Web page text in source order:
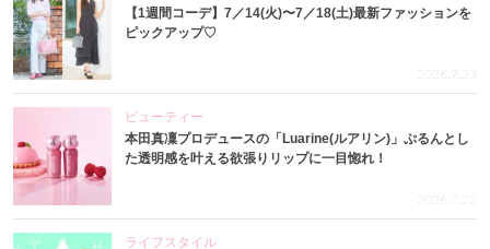
【1週間コーデ】7／14(火)〜7／18(土)最新ファッションを
ピックアップ♡
2026.7.23
ビューティー
本田真凜プロデュースの「Luarine(ルアリン)」ぷるんとし
た透明感を叶える欲張りリップに一目惚れ！
2026.7.22
ライフスタイル